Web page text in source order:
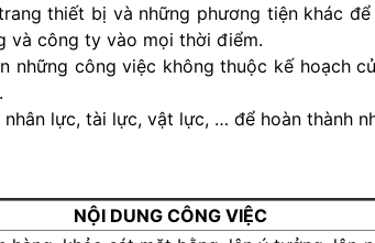
thiết bị và những phương tiện khác
và công ty vào mọi thời điểm.
những công việc không thuộc kế hoạch
lực, tài lực, vật lực, … để hoàn thành
NỘI DUNG CÔNG VIỆC